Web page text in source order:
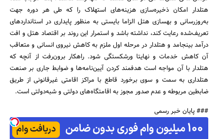
هتلدار امکان ذخیره‌سازی هزینه‌های استهلاک را که طی هر دوره جهت
به‌روزرسانی و بهسازی هتل الزاما بایستی به منظور پایداری در استانداردهای
تعریف‌شده رعایت کند، نداشته باشد و استمرار این روند بر اقتصاد هتل و افت
درآمد بینجامد و هتلدار در مرحله اول ملزم به کاهش نیروی انسانی و متعاقب
آن کاهش خدمات و نهایتا ورشکستگی شود. راهکار برون‌رفت از آنچه که
هتلدار با آن مواجه است هدفمند کردن آیین‌نامه‌ها و ضوابط جاری بر صنعت
هتلداری به سمت و سوی برخورد قاطع با مراکز اقامتی غیرقانونی از طریق
ضابطین مربوطه و عدم صدور مجوز به اقامتگاه‌های دولتی و شبه‌دولتی است.
### پایان خبر رسمی